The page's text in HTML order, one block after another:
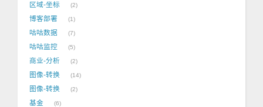
区域-坐标 2
博客部署 1
咕咕数据 7
咕咕监控 5
商业-分析 2
图像-转换 14
图像-转换 2
基金 6